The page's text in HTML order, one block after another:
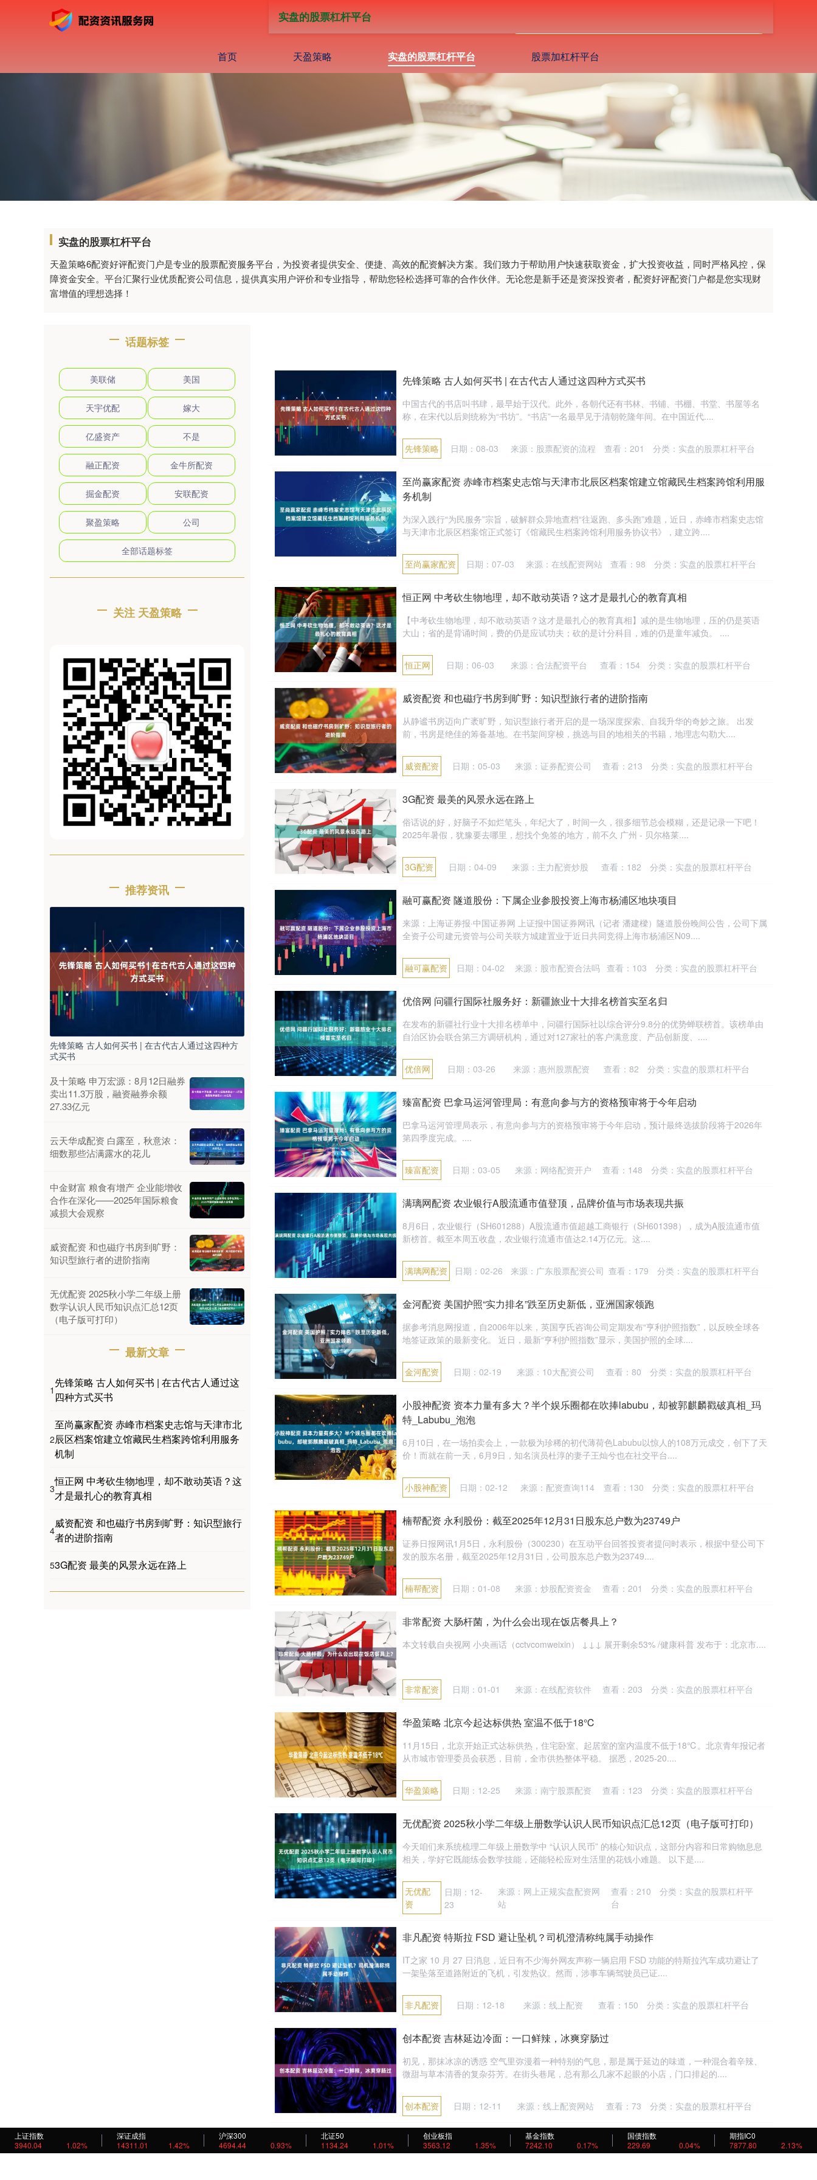
首页 天盈策略 实盘的股票杠杆平台 股票加杠杆平台
实盘的股票杠杆平台
天盈策略6配资好评配资门户是专业的股票配资服务平台，为投资者提供安全、便捷、高效的配资解决方案。我们致力于帮助用户快速获取资金，扩大投资收益，同时严格风控，保
障资金安全。平台汇聚行业优质配资公司信息，提供真实用户评价和专业指导，帮助您轻松选择可靠的合作伙伴。无论您是新手还是资深投资者，配资好评配资门户都是您实现财
富增值的理想选择！
实盘的股票杠杆平台
先锋策略 古人如何买书 | 在古代古人通过这四种方式买书
中国古代的书店叫书肆，最早始于汉代。此外，各朝代还有书林、书铺、书棚、书堂、书屋等名
称，在宋代以后则统称为“书坊”。“书店”一名最早见于清朝乾隆年间。在中国近代....
先锋策略 日期：08-03 来源：股票配资的流程 查看：201 分类： 实盘的股票杠杆平台
至尚赢家配资 赤峰市档案史志馆与天津市北辰区档案馆建立馆藏民生档案跨馆利用服
务机制
为深入践行“为民服务”宗旨，破解群众异地查档“往返跑、多头跑”难题，近日，赤峰市档案史志馆
与天津市北辰区档案馆正式签订《馆藏民生档案跨馆利用服务协议书》，建立跨....
至尚赢家配资 日期：07-03 来源：在线配资网站 查看： 98 分类： 实盘的股票杠杆平台
恒正网 中考砍生物地理，却不敢动英语？这才是最扎心的教育真相
【中考砍生物地理，却不敢动英语？这才是最扎心的教育真相】减的是生物地理，压的仍是英语
大山；省的是背诵时间，费的仍是应试功夫；砍的是计分科目，难的仍是童年减负。 ....
恒正网 日期：06-03 来源：合法配资平台 查看： 154 分类： 实盘的股票杠杆平台
威资配资 和也磁疗书房到旷野：知识型旅行者的进阶指南
从静谧书房迈向广袤旷野，知识型旅行者开启的是一场深度探索、自我升华的奇妙之旅。 出发
前，书房是绝佳的筹备基地。在书架间穿梭，挑选与目的地相关的书籍，地理志勾勒大....
威资配资 日期：05-03 来源：证券配资公司 查看： 213 分类： 实盘的股票杠杆平台
3G配资 最美的风景永远在路上
俗话说的好，好脑子不如烂笔头，年纪大了，时间一久，很多细节总会模糊，还是记录一下吧！
2025年暑假，犹豫要去哪里，想找个免签的地方，前不久 广州 - 贝尔格莱....
3G配资 日期：04-09 来源：主力配资炒股 查看： 182 分类： 实盘的股票杠杆平台
融可赢配资 隧道股份：下属企业参股投资上海市杨浦区地块项目
来源：上海证券报·中国证券网 上证报中国证券网讯（记者 潘建樑）隧道股份晚间公告，公司下属
全资子公司建元资管与公司关联方城建置业于近日共同竞得上海市杨浦区N09....
融可赢配资 日期：04-02 来源：股市配资合法吗 查看： 103 分类： 实盘的股票杠杆平台
优倍网 问疆行国际社服务好：新疆旅业十大排名榜首实至名归
在发布的新疆社行业十大排名榜单中，问疆行国际社以综合评分9.8分的优势蝉联榜首。该榜单由
自治区协会联合第三方调研机构，通过对127家社的客户满意度、产品创新度、....
优倍网 日期：03-26 来源：惠州股票配资 查看：82 分类： 实盘的股票杠杆平台
臻富配资 巴拿马运河管理局：有意向参与方的资格预审将于今年启动
巴拿马运河管理局表示，有意向参与方的资格预审将于今年启动，预计最终选拔阶段将于2026年
第四季度完成。....
臻富配资 日期：03-05 来源：网络配资开户 查看： 148 分类： 实盘的股票杠杆平台
满璃网配资 农业银行A股流通市值登顶，品牌价值与市场表现共振
8月6日，农业银行（SH601288）A股流通市值超越工商银行（SH601398），成为A股流通市值
新榜首。截至本周五收盘，农业银行流通市值达2.14万亿元。这....
满璃网配资 日期：02-26 来源：广东股票配资公司 查看： 179 分类： 实盘的股票杠杆平台
金河配资 美国护照“实力排名”跌至历史新低，亚洲国家领跑
据参考消息网报道，自2006年以来，英国亨氏咨询公司定期发布“亨利护照指数”，以反映全球各
地签证政策的最新变化。 近日，最新“亨利护照指数”显示，美国护照的全球....
金河配资 日期：02-19 来源：10大配资公司 查看：80 分类： 实盘的股票杠杆平台
小股神配资 资本力量有多大？半个娱乐圈都在吹捧labubu，却被郭麒麟戳破真相_玛
特_Labubu_泡泡
6月10日，在一场拍卖会上，一款极为珍稀的初代薄荷色Labubu以惊人的108万元成交，创下了天
价！而就在前一天，6月9日，知名演员杜淳的妻子王灿兮也在社交平台....
小股神配资 日期：02-12 来源：配资查询114 查看： 130 分类： 实盘的股票杠杆平台
楠帮配资 永利股份：截至2025年12月31日股东总户数为23749户
证券日报网讯1月5日，永利股份（300230）在互动平台回答投资者提问时表示，根据中登公司下
发的股东名册，截至2025年12月31日，公司股东总户数为23749....
楠帮配资 日期：01-08 来源：炒股配资资金 查看： 201 分类： 实盘的股票杠杆平台
非常配资 大肠杆菌，为什么会出现在饭店餐具上？
本文转载自央视网 小央画话（cctvcomweixin） ↓↓↓ 展开剩余53% /健康科普 发布于：北京市....
非常配资 日期：01-01 来源：在线配资软件 查看： 203 分类： 实盘的股票杠杆平台
华盈策略 北京今起达标供热 室温不低于18℃
11月15日，北京开始正式达标供热，住宅卧室、起居室的室内温度不低于18℃。北京青年报记者
从市城市管理委员会获悉，目前，全市供热整体平稳。 据悉，2025-20....
华盈策略 日期：12-25 来源：南宁股票配资 查看： 123 分类： 实盘的股票杠杆平台
无优配资 2025秋小学二年级上册数学认识人民币知识点汇总12页（电子版可打印）
今天咱们来系统梳理二年级上册数学中 “认识人民币” 的核心知识点，这部分内容和日常购物息息
相关，学好它既能练会数学技能，还能轻松应对生活里的花钱小难题。 以下是....
无优配
资
日期：12-
23
来源：网上正规实盘配资网
站
查看：210 分类： 实盘的股票杠杆平
台
非凡配资 特斯拉 FSD 避让坠机？司机澄清称纯属手动操作
IT之家 10 月 27 日消息，近日有不少海外网友声称一辆启用 FSD 功能的特斯拉汽车成功避让了
一架坠落至道路附近的飞机，引发热议。然而，涉事车辆驾驶员已证....
非凡配资 日期：12-18 来源：线上配资 查看： 150 分类： 实盘的股票杠杆平台
创本配资 吉林延边冷面：一口鲜辣，冰爽穿肠过
初见，那抹冰凉的诱惑 空气里弥漫着一种特别的气息，那是属于延边的味道，一种混合着辛辣、
微甜与草本清香的复杂芬芳。在街头巷尾，总有那么几家不起眼的小店，门口排起的....
创本配资 日期：12-11 来源：线上配资网站 查看： 73 分类： 实盘的股票杠杆平台
亿盛资产 梅安森：公司将聚焦智能化矿山主业，积极孵化矿山巡检机器人业务以打造
新的利润增长点
话题标签
美联储 美国
天宇优配 嫁大
亿盛资产 不是
融正配资 金牛所配资
掘金配资 安联配资
聚盈策略 公司
全部话题标签
关注 天盈策略
推荐资讯
先锋策略 古人如何买书 | 在古代古人通过这四种方
式买书
及十策略 申万宏源：8月12日融券
卖出11.3万股，融资融券余额
27.33亿元
云天华成配资 白露至，秋意浓：
细数那些沾满露水的花儿
中金财富 粮食有增产 企业能增收
合作在深化——2025年国际粮食
减损大会观察
威资配资 和也磁疗书房到旷野：
知识型旅行者的进阶指南
无优配资 2025秋小学二年级上册
数学认识人民币知识点汇总12页
（电子版可打印）
最新文章
1
先锋策略 古人如何买书 | 在古代古人通过这
四种方式买书
2
至尚赢家配资 赤峰市档案史志馆与天津市北
辰区档案馆建立馆藏民生档案跨馆利用服务
机制
3
恒正网 中考砍生物地理，却不敢动英语？这
才是最扎心的教育真相
4
威资配资 和也磁疗书房到旷野：知识型旅行
者的进阶指南
53G配资 最美的风景永远在路上
上证指数
3940.04
1.02%
深证成指
14311.01
1.42%
沪深300
4694.44
0.93%
北证50
1134.24
1.01%
创业板指
3563.12
1.35%
基金指数
7242.10
0.17%
国债指数
229.69
0.04%
期指IC0
7877.80
2.13%